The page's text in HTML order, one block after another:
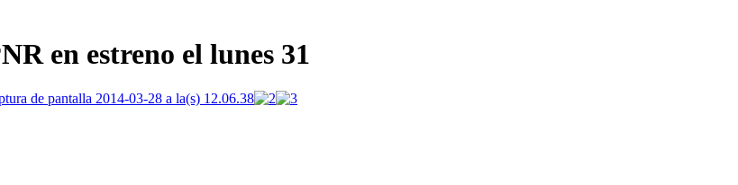
en estreno el lunes 31